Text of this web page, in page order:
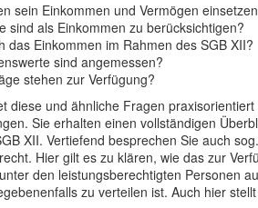
sein Einkommen und Vermögen
sind als Einkommen zu berücksichtigen?
das Einkommen im Rahmen des SGB XII?
sind angemessen?
stehen zur Verfügung?
diese und ähnliche Fragen
Sie erhalten einen vollständigen
XII. Vertiefend besprechen Sie auch
Hier gilt es zu klären, wie das zur
den leistungsberechtigten Personen
zu verteilen ist. Auch hier